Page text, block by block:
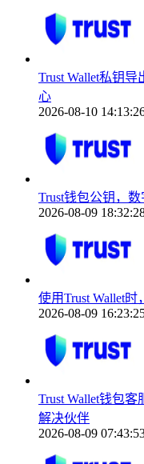
Trust Wallet私钥
心
2026-08-10
Trust钱包公钥，
2026-08-09
使用Trust Wallet
2026-08-09
Trust Wallet钱包
解决伙伴
2026-08-09